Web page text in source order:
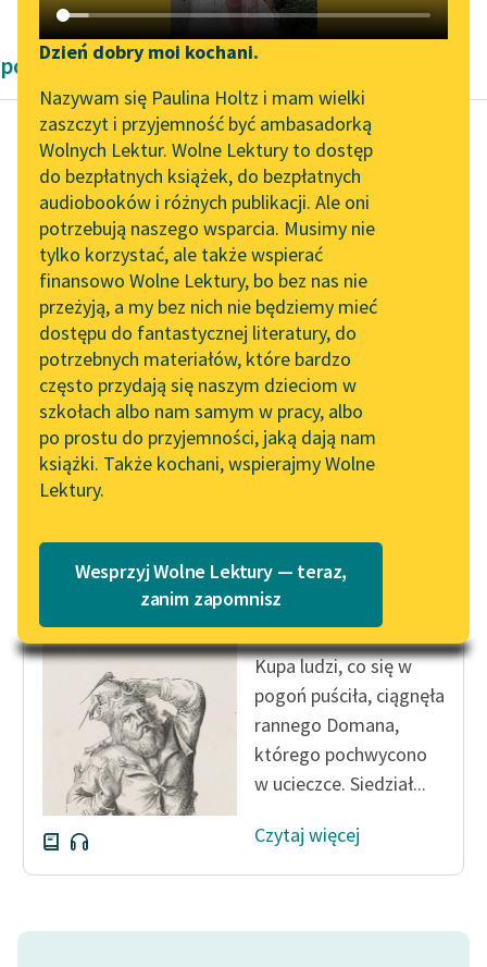
Katalog DAISY
Podkasty o książkach
Zgłoś brak utworu
Aktualności
„Prokurator Alicja Horn”
do słuchania
Byliśmy częścią AI Impact
Lab
Zapraszamy na spotkanie
online z tłumaczkami
literatury skandynawskiej
Spotkanie z Katarzyną
Tunkiel w Oslo
102. lata temu zmarł
Joseph Conrad
Lektury szkolne i klasyka
literatury do słuchania dla
uczennic i uczniów z
niepełnosprawnościami
E-kolekcja lektur
szkolnych i literatury do
słuchania dla uczennic i
uczniów z
niepełnosprawnościami
Feministyczne inspiracje.
feministycznej
Narzędzia
Mapa Wolnych Lektur
Leśmianator
Przewodnik dla piszących i
czytających
API
OAI-PMH
Widget Wolnych Lektur
Przypisy
Katalog w formacie PDF
Dzień dobry moi kochani.
Nazywam się Paulina Holtz i mam wielki
zaszczyt i przyjemność być ambasadorką
Wolnych Lektur. Wolne Lektury to dostęp
do bezpłatnych książek, do bezpłatnych
audiobooków i różnych publikacji. Ale oni
potrzebują naszego wsparcia. Musimy nie
tylko korzystać, ale także wspierać
finansowo Wolne Lektury, bo bez nas nie
przeżyją, a my bez nich nie będziemy mieć
dostępu do fantastycznej literatury, do
potrzebnych materiałów, które bardzo
często przydają się naszym dzieciom w
szkołach albo nam samym w pracy, albo
po prostu do przyjemności, jaką dają nam
książki. Także kochani, wspierajmy Wolne
Lektury.
Wesprzyj Wolne Lektury — teraz,
zanim zapomnisz
powieści historyczne Józef Ignacy Kraszewski
Józef Ignacy Kraszewski
Stara baśń, tom
pierwszy
Niewiasty wszystkie
kołem otaczały Jagę
milczącą, ubraną jak na
weselne gody i po kolei
całującą...
Czytaj więcej
Józef Ignacy Kraszewski
Stara baśń, tom
trzeci
Kupa ludzi, co się w
pogoń puściła, ciągnęła
rannego Domana,
którego pochwycono
w ucieczce. Siedział...
Czytaj więcej